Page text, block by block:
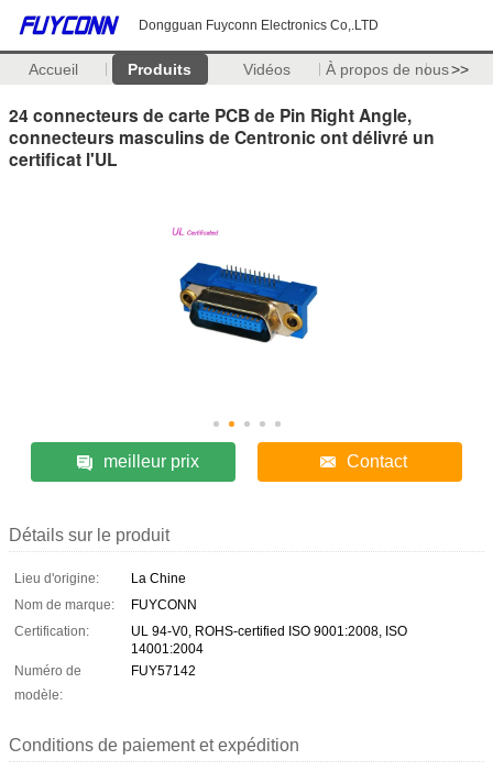
Dongguan Fuyconn Electronics Co,.LTD
Accueil Produits Vidéos À propos de nous>>
24 connecteurs de carte PCB de Pin Right Angle,
connecteurs masculins de Centronic ont délivré un
certificat l'UL
meilleur prix Contact
Détails sur le produit
Lieu d'origine:
La Chine
Nom de marque:
FUYCONN
Certification:
UL 94-V0, ROHS-certified ISO 9001:2008, ISO
14001:2004
Numéro de
modèle:
FUY57142
Conditions de paiement et expédition